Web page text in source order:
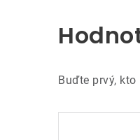
Buďte prvý,